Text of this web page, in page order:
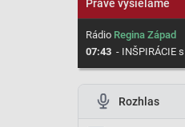
Práve vysielame
RádioRegina Západ
07:43 - INŠPIRÁCIE s Richardom
Rozhlas